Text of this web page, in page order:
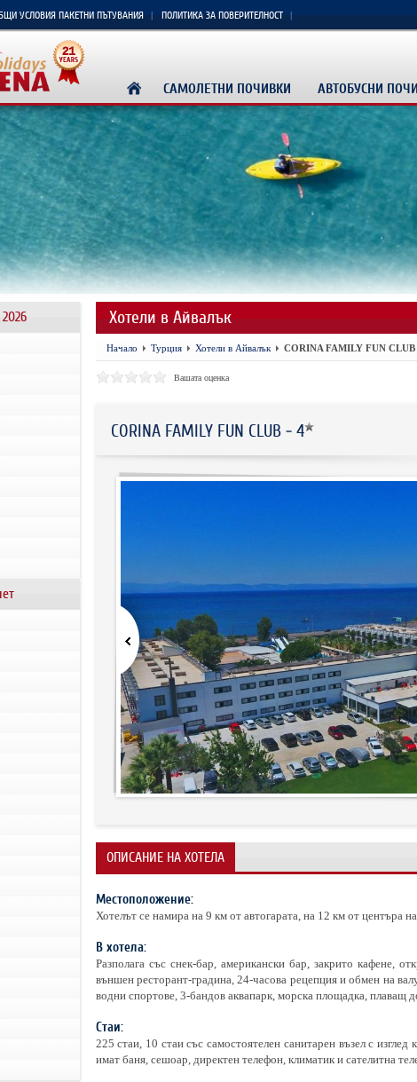
УСЛОВИЯ ПАКЕТНИ ПЪТУВАНИЯ ПОЛИТИКА ЗА ПОВЕРИТЕЛНОСТ
САМОЛЕТНИ ПОЧИВКИ АВТОБУСНИ
Хотели в Айвалък
Начало Турция Хотели в Айвалък CORINA FAMILY FUN CLUB
Вашата оценка
CORINA FAMILY FUN CLUB - 4
ОПИСАНИЕ НА ХОТЕЛА
Местоположение:
Хотелът се намира на 9 км от автогарата, на 12 км от центъра
В хотела:
Разполага със снек-бар, американски бар, закрито кафене,
външен ресторант-градина, 24-часова рецепция и обмен на
водни спортове, 3-бандов аквапарк, морска площадка, плаващ
Стаи:
225 стаи, 10 стаи със самостоятелен санитарен възел с
имат баня, сешоар, директен телефон, климатик и сателитна